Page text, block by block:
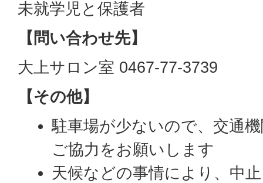
未就学児と保護者
【問い合わせ先】
大上サロン室 0467-77-3739
【その他】
駐車場が少ないので、交通
ご協力をお願いします
天候などの事情により、中